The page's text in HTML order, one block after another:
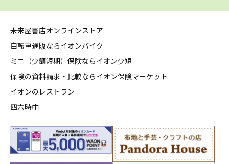
未来屋書店オンラインストア
自転車通販ならイオンバイク
ミニ（少額短期）保険ならイオン少短
保険の資料請求・比較ならイオン保険マーケット
イオンのレストラン
四六時中